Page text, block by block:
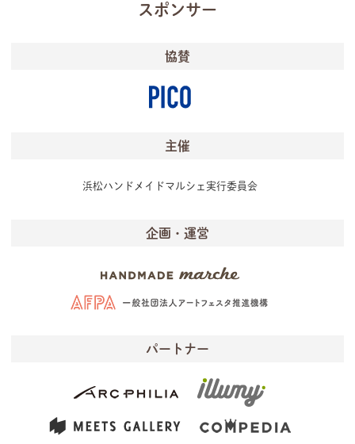
スポンサー
協賛
主催
浜松ハンドメイドマルシェ実行委員会
企画・運営
パートナー